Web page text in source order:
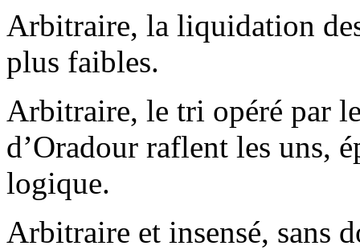
Arbitraire, la liquidation
plus faibles.
Arbitraire, le tri opéré par
d’Oradour raflent les uns,
logique.
Arbitraire et insensé, sans